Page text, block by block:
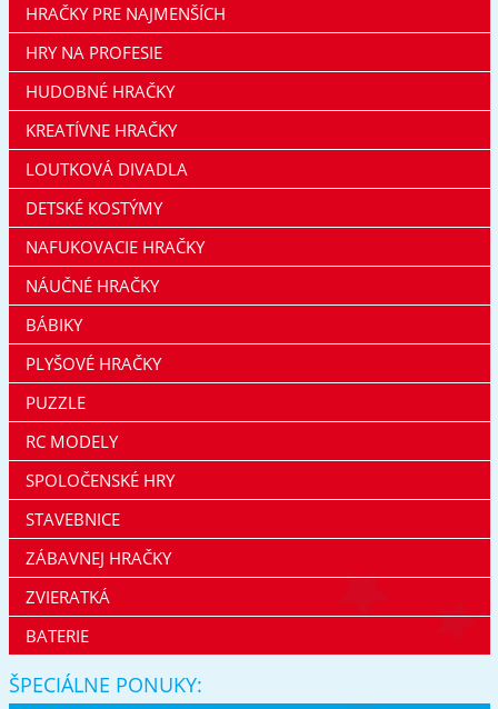
HRAČKY PRE NAJMENŠÍCH
HRY NA PROFESIE
HUDOBNÉ HRAČKY
KREATÍVNE HRAČKY
LOUTKOVÁ DIVADLA
DETSKÉ KOSTÝMY
NAFUKOVACIE HRAČKY
NÁUČNÉ HRAČKY
BÁBIKY
PLYŠOVÉ HRAČKY
PUZZLE
RC MODELY
SPOLOČENSKÉ HRY
STAVEBNICE
ZÁBAVNEJ HRAČKY
ZVIERATKÁ
BATERIE
ŠPECIÁLNE PONUKY: